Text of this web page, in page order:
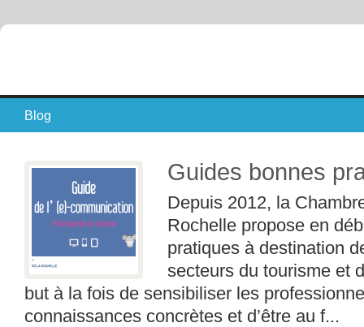
Blog
Guides bonnes
Depuis 2012, la
Rochelle propose en
pratiques à destination
secteurs du tourisme et
but à la fois de sensibiliser les
connaissances concrètes et d’être au f...